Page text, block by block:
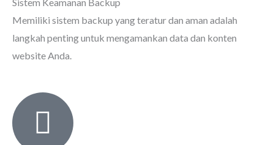
Memiliki sistem backup yang teratur dan aman adalah
langkah penting untuk mengamankan data dan konten
website Anda.